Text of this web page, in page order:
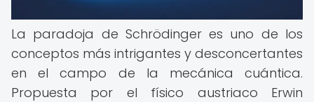
La paradoja de Schrödinger es uno de los
conceptos más intrigantes y desconcertantes
en el campo de la mecánica cuántica.
Propuesta por el físico austriaco Erwin